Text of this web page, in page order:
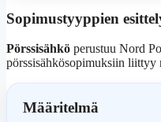
Sopimustyyppien
Pörssisähkö perustuu Nord
pörssisähkösopimuksiin liittyy
Määritelmä